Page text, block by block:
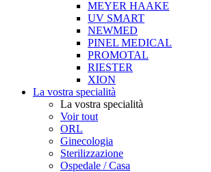
MEYER HAAKE
UV SMART
NEWMED
PINEL MEDICAL
PROMOTAL
RIESTER
XION
La vostra specialità
La vostra specialità
Voir tout
ORL
Ginecologia
Sterilizzazione
Ospedale / Casa